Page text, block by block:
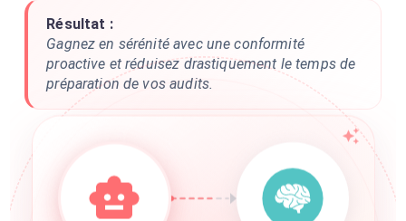
Résultat :
Gagnez en sérénité avec une conformité
proactive et réduisez drastiquement le temps de
préparation de vos audits.